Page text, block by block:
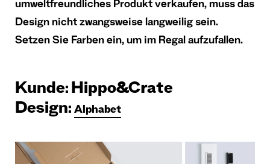
umweltfreundliches Produkt verkaufen, muss das
Design nicht zwangsweise langweilig sein.
Setzen Sie Farben ein, um im Regal aufzufallen.
Kunde: Hippo&Crate
Design:Alphabet